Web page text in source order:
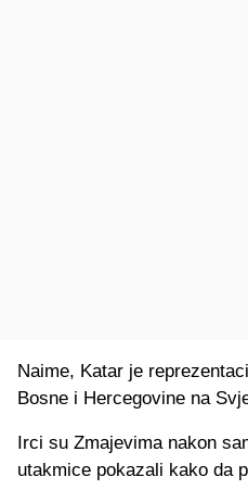
Naime, Katar je
Bosne i Hercegovine na
Irci su Zmajevima nakon
utakmice pokazali kako da